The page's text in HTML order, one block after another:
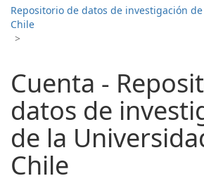
Repositorio de datos de investigación
Chile
>
Cuenta -
datos de
de la
Chile